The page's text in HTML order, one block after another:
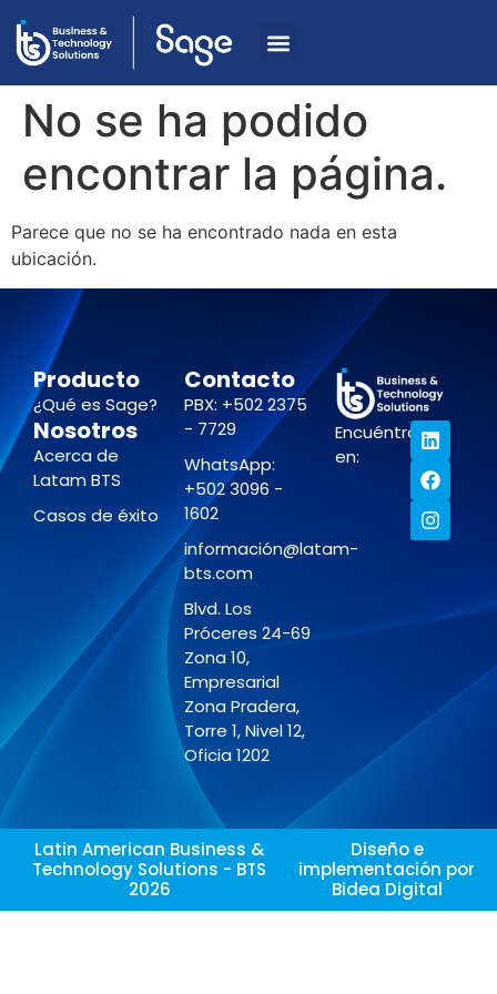
No se ha podido
encontrar la página.
Parece que no se ha encontrado nada en esta
ubicación.
Encuéntranos
en:
Producto
¿Qué es Sage?
Nosotros
Acerca de
Latam BTS
Casos de éxito
Contacto
PBX: +502 2375
- 7729
WhatsApp:
+502 3096 -
1602
información@latam-
bts.com
Blvd. Los
Próceres 24-69
Zona 10,
Empresarial
Zona Pradera,
Torre 1, Nivel 12,
Oficia 1202
Latin American Business &
Technology Solutions - BTS
2026
Diseño e
implementación por
Bidea Digital